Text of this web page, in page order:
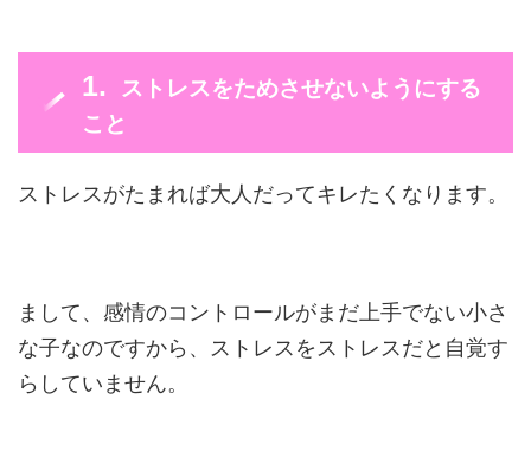
ストレスをためさせないようにする
こと
ストレスがたまれば大人だってキレたくなります。
まして、感情のコントロールがまだ上手でない小さ
な子なのですから、ストレスをストレスだと自覚す
らしていません。